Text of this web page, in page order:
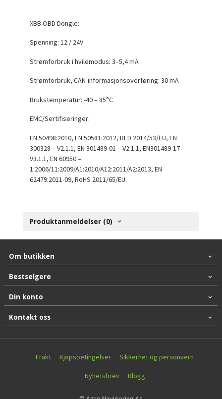
XBB OBD Dongle:
Spenning: 12 / 24V
Strømforbruk i hvilemodus: 3–5,4 mA
Strømforbruk, CAN-informasjonsoverføring: 30 mA
Brukstemperatur: -40 – 85°C
EMC/Sertifiseringer:
EN 50498:2010, EN 50581:2012, RED 2014/53/EU, EN
300328 – V2.1.1, EN 301489-01 – V2.1.1, EN301489-17 –
V3.1.1, EN 60950 –
1:2006/11:2009/A1:2010/A12:2011/A2:2013, EN
62479:2011-09, RoHS 2011/65/EU.
Produktanmeldelser (0)
Om butikken
Bestselgere
Din konto
Kontakt oss
Frakt Kjøpsbetingelser Sikkerhet og personvern
Nyhetsbrev Blogg